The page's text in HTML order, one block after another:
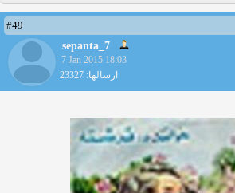
#49
sepanta_7
7 Jan 2015 18:03
ارسالها: 23327